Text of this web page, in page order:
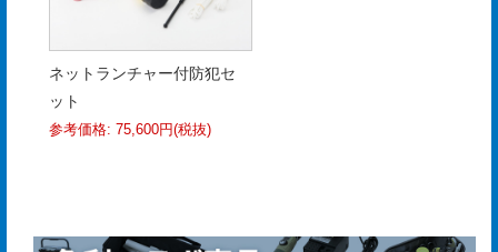
ネットランチャー付防犯セ
ット
参考価格: 75,600円(税抜)